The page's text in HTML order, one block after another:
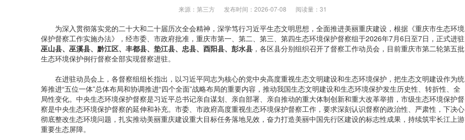
来源：第三方 发布时间：2026-07-08 阅读量：31
为深入贯彻落实党的二十大和二十届历次全会精神，深学笃行习近平生态文明思想，全面推进美丽重庆建设，根据《重庆市生态环境
保护督察工作实施办法》，经市委、市政府批准，重庆市第一、第二、第三、第四生态环境保护督察组于2026年7月6日至7日，正式进驻
巫山县、巫溪县、黔江区、丰都县、垫江县、忠县、酉阳县、彭水县 ，各区县分别组织召开了督察工作动员会，目前重庆市第二轮第五批
生态环境保护例行督察全部实现督察进驻。
在进驻动员会上，各督察组组长指出，以习近平同志为核心的党中央高度重视生态文明建设和生态环境保护，把生态文明建设作为统
筹推进“五位一体”总体布局和协调推进“四个全面”战略布局的重要内容，推动我国生态文明建设和生态环境保护发生历史性、转折性、全
局性变化。中央生态环境保护督察是习近平总书记亲自谋划、亲自部署、亲自推动的重大体制创新和重大改革举措，市级生态环境保护督
察是中央生态环境保护督察的延伸和补充。市委、市政府高度重视生态环境保护督察工作，要求深刻认识督察的政治性、严肃性，下决心
彻底整改生态环境问题，扎实推动美丽重庆建设重大目标任务落地见效，奋力打造美丽中国先行区建设的标志性成果，持续筑牢长江上游
重要生态屏障。